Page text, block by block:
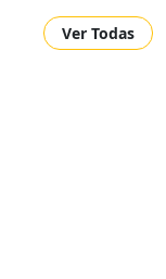
Ver Todas